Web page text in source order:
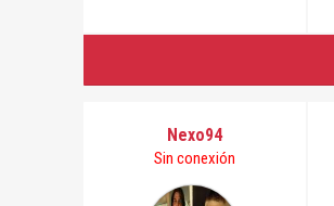
Nexo94
Sin conexión